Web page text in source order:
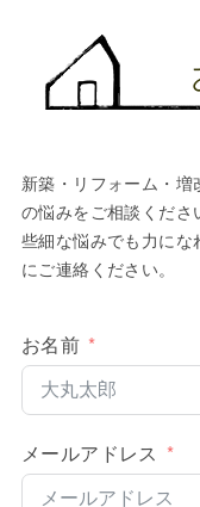
新築・リフォーム・
の悩みをご相談くださ
些細な悩みでも力に
にご連絡ください。
お名前
メールアドレス